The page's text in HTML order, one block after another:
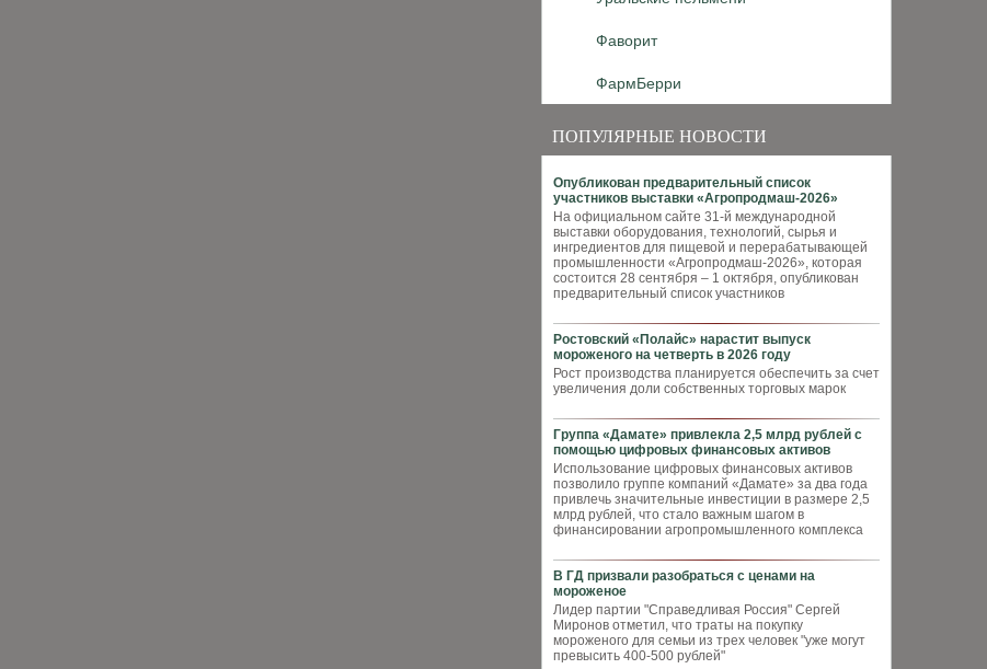
Фаворит
ФармБерри
ПОПУЛЯРНЫЕ НОВОСТИ
Опубликован предварительный список
участников выставки «Агропродмаш-2026»
На официальном сайте 31-й международной
выставки оборудования, технологий, сырья и
ингредиентов для пищевой и перерабатывающей
промышленности «Агропродмаш-2026», которая
состоится 28 сентября – 1 октября, опубликован
предварительный список участников
Ростовский «Полайс» нарастит выпуск
мороженого на четверть в 2026 году
Рост производства планируется обеспечить за счет
увеличения доли собственных торговых марок
Группа «Дамате» привлекла 2,5 млрд рублей с
помощью цифровых финансовых активов
Использование цифровых финансовых активов
позволило группе компаний «Дамате» за два года
привлечь значительные инвестиции в размере 2,5
млрд рублей, что стало важным шагом в
финансировании агропромышленного комплекса
В ГД призвали разобраться с ценами на
мороженое
Лидер партии "Справедливая Россия" Сергей
Миронов отметил, что траты на покупку
мороженого для семьи из трех человек "уже могут
превысить 400-500 рублей"